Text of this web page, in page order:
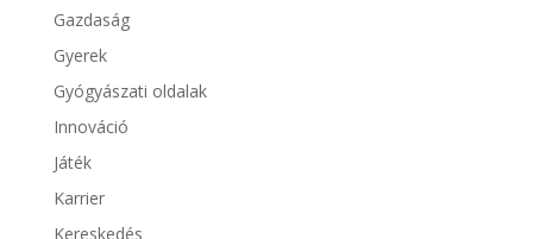
Gazdaság
Gyerek
Gyógyászati oldalak
Innováció
Játék
Karrier
Kereskedés